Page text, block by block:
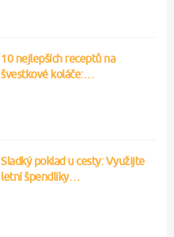
10 nejlepších receptů na
švestkové koláče:…
Sladký poklad u cesty: Využijte
letní špendlíky…